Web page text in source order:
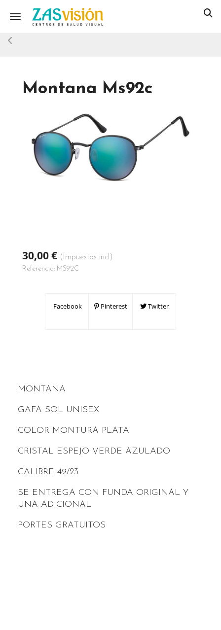
Toggle navigation
Montana Ms92c
30,00 € (Impuestos incl)
Referencia: MS92C
Facebook Pinterest Twitter
MONTANA
GAFA SOL UNISEX
COLOR MONTURA PLATA
CRISTAL ESPEJO VERDE AZULADO
CALIBRE 49/23
SE ENTREGA CON FUNDA ORIGINAL Y
UNA ADICIONAL
PORTES GRATUITOS